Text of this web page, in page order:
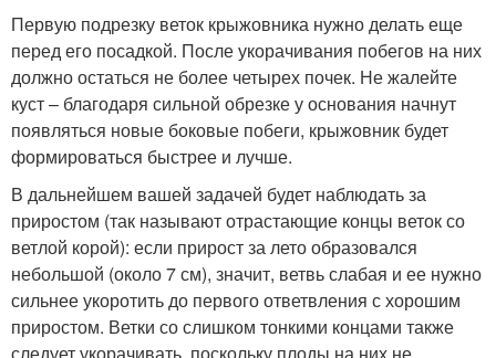
Первую подрезку веток крыжовника нужно делать еще
перед его посадкой. После укорачивания побегов на них
должно остаться не более четырех почек. Не жалейте
куст – благодаря сильной обрезке у основания начнут
появляться новые боковые побеги, крыжовник будет
формироваться быстрее и лучше.
В дальнейшем вашей задачей будет наблюдать за
приростом (так называют отрастающие концы веток со
ветлой корой): если прирост за лето образовался
небольшой (около 7 см), значит, ветвь слабая и ее нужно
сильнее укоротить до первого ответвления с хорошим
приростом. Ветки со слишком тонкими концами также